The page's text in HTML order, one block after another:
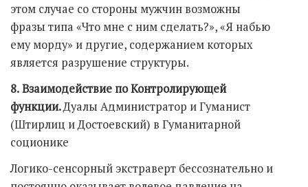
этом случае со стороны мужчин возможны
фразы типа «Что мне с ним сделать?», «Я набью
ему морду» и другие, содержанием которых
является разрушение структуры.
8.Взаимодействие по Контролирующей
функции.Дуалы Администратор и Гуманист
(Штирлиц и Достоевский) в Гуманитарной
соционике
Логико-сенсорный экстраверт бессознательно и